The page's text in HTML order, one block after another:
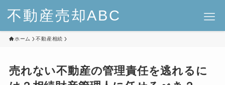
不動産売却ABC
ホーム 不動産相続
売れない不動産の管理責任を逃れるに